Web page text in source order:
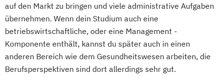
Sport- und Fitnesskaufmann:frau / Sport-
und Gesundheitstrainer:in
Sport- und Fitnesstraining
Sport- und Gesundheitstourismus
Sport-Mentaltraining Sporternährung
Sportmanagement
auf den Markt zu bringen und viele administrative Aufgaben
übernehmen. Wenn dein Studium auch eine
betriebswirtschaftliche, oder eine Management -
Komponente enthält, kannst du später auch in einen
anderen Bereich wie dem Gesundheitswesen arbeiten, die
Berufsperspektiven sind dort allerdings sehr gut.